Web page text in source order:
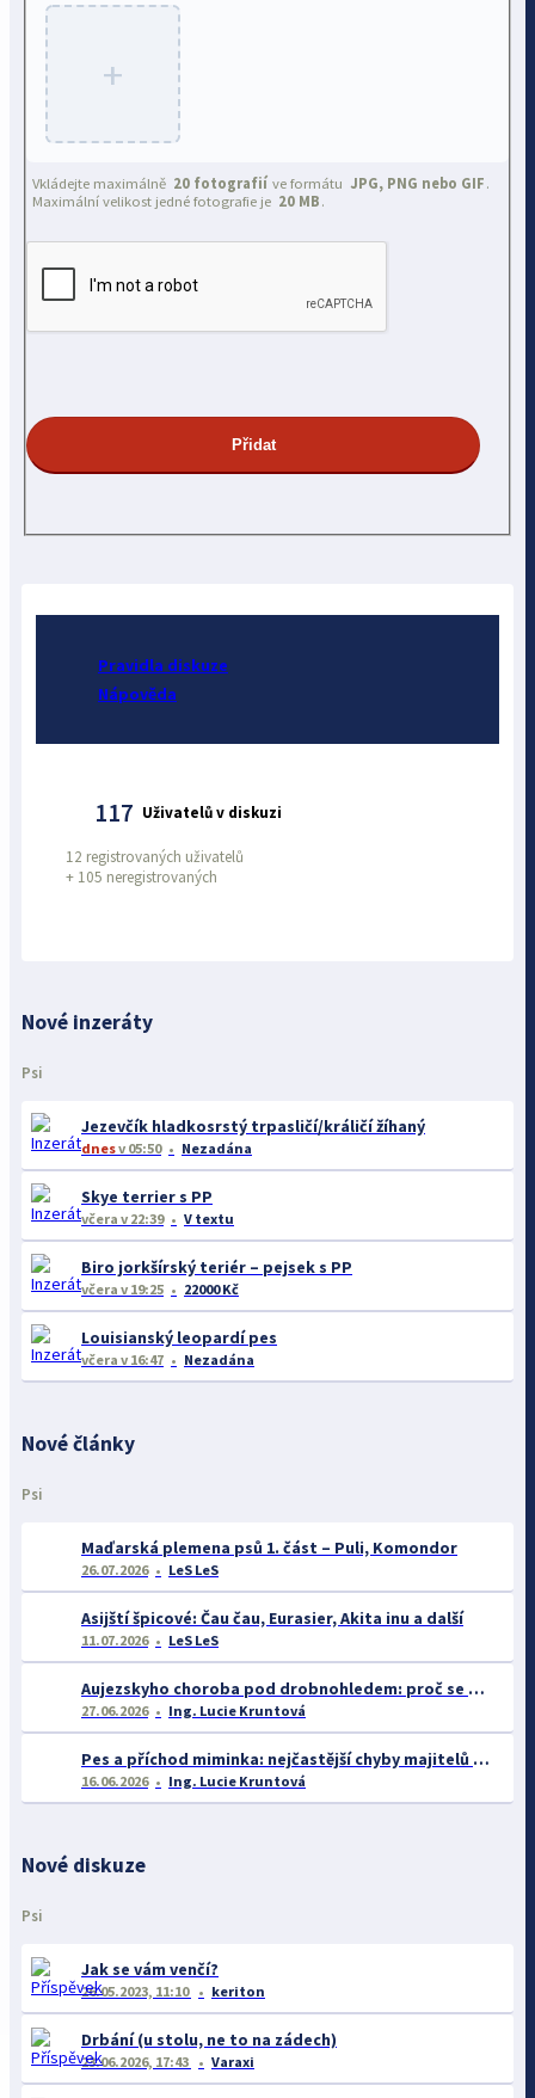
+
Vkládejte maximálně 20 fotografií ve formátu JPG, PNG nebo GIF .
Maximální velikost jedné fotografie je 20 MB .
Pravidla diskuze
Nápověda
117 Uživatelů v diskuzi
12 registrovaných uživatelů
+ 105 neregistrovaných
Nové inzeráty
Psi
Jezevčík hladkosrstý trpasličí/králičí žíhaný
dnesv 05:50 Nezadána
Skye terrier s PP
včera v 22:39 V textu
Biro jorkšírský teriér – pejsek s PP
včera v 19:25 22000 Kč
Louisianský leopardí pes
včera v 16:47 Nezadána
Nové články
Psi
Maďarská plemena psů 1. část – Puli, Komondor
26.07.2026 LeS LeS
Asijští špicové: Čau čau, Eurasier, Akita inu a další
11.07.2026 LeS LeS
Aujezskyho choroba pod drobnohledem: proč se o ní nyní mluví více než dříve
27.06.2026 Ing. Lucie Kruntová
Pes a příchod miminka: nejčastější chyby majitelů a jak se jim vyhnout
16.06.2026 Ing. Lucie Kruntová
Nové diskuze
Psi
Jak se vám venčí?
26.05.2023, 11:10 keriton
Drbání (u stolu, ne to na zádech)
23.06.2026, 17:43 Varaxi